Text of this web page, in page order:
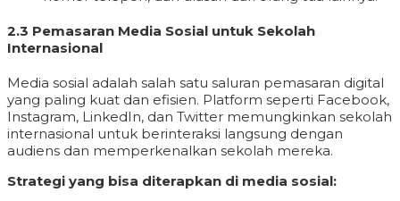
2.3 Pemasaran Media Sosial untuk Sekolah
Internasional
Media sosial adalah salah satu saluran pemasaran digital
yang paling kuat dan efisien. Platform seperti Facebook,
Instagram, LinkedIn, dan Twitter memungkinkan sekolah
internasional untuk berinteraksi langsung dengan
audiens dan memperkenalkan sekolah mereka.
Strategi yang bisa diterapkan di media sosial: